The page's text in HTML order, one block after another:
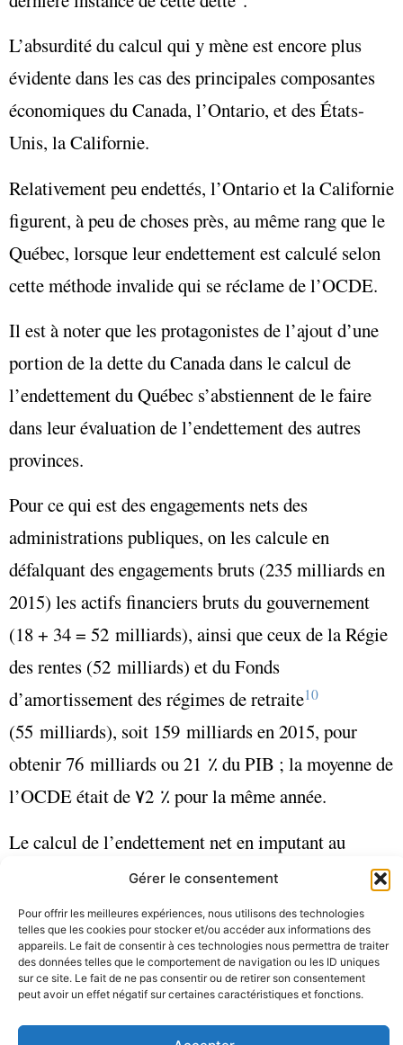
Gérer le consentement
Pour offrir les meilleures expériences, nous utilisons des technologies
telles que les cookies pour stocker et/ou accéder aux informations des
appareils. Le fait de consentir à ces technologies nous permettra de traiter
des données telles que le comportement de navigation ou les ID uniques
sur ce site. Le fait de ne pas consentir ou de retirer son consentement
peut avoir un effet négatif sur certaines caractéristiques et fonctions.
L’absurdité du calcul qui y mène est encore plus
évidente dans les cas des principales composantes
économiques du Canada, l’Ontario, et des États-
Unis, la Californie.
Relativement peu endettés, l’Ontario et la Californie
figurent, à peu de choses près, au même rang que le
Québec, lorsque leur endettement est calculé selon
cette méthode invalide qui se réclame de l’OCDE.
Il est à noter que les protagonistes de l’ajout d’une
portion de la dette du Canada dans le calcul de
l’endettement du Québec s’abstiennent de le faire
dans leur évaluation de l’endettement des autres
provinces.
Pour ce qui est desengagements netsdes
administrations publiques, on les calcule en
défalquant des engagements bruts (235 milliards en
2015) les actifs financiers bruts du gouvernement
(18 + 34 = 52 milliards), ainsi que ceux de la Régie
des rentes (52 milliards) et du Fonds
d’amortissement des régimes de retraite10
(55 milliards), soit 159 milliards en 2015, pour
obtenir 76 milliards ou 21 ٪ du PIB ; la moyenne de
l’OCDE était de ٧2 ٪ pour la même année.
Le calcul de l’endettement net en imputant au
Québec 20 % de la dette non échue du Canada
(20 % de 665 = 133 milliards), ainsi que 20 % de
ses actifs financiers (20 % de 337 = 67 milliards),
établirait cet endettement à 76 + 133-67 = 142
milliards, soit 38 % du PIB.